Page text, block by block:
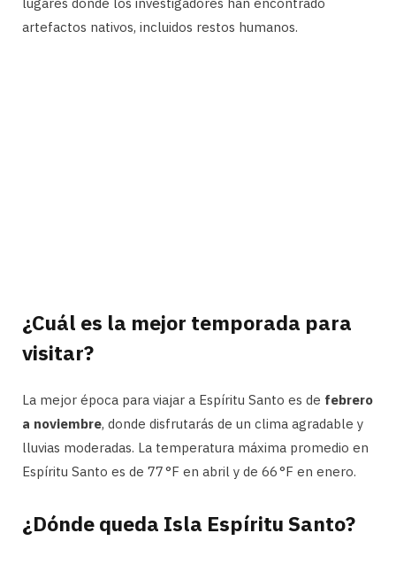
artefactos nativos, incluidos restos humanos.
¿Cuál es la mejor temporada para
visitar?
La mejor época para viajar a Espíritu Santo es de febrero
a noviembre, donde disfrutarás de un clima agradable y
lluvias moderadas. La temperatura máxima promedio en
Espíritu Santo es de 77 °F en abril y de 66 °F en enero.
¿Dónde queda Isla Espíritu Santo?